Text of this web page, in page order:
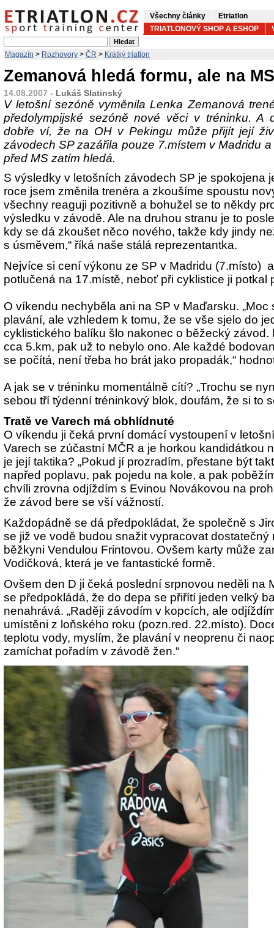
Všechny články
Etriatlon
TRIATLONOVÝ SHOP A ESHOP
Magazín > Rozhovory > ČR > Krátký triatlon
Zemanová hledá formu, ale na
14.08.2007 - Lukáš Slatinský
V letošní sezóně vyměnila Lenka Zemanová
předolympijské sezóně nové věci v tréninku. A
dobře ví, že na OH v Pekingu může přijít její
závodech SP zazářila pouze 7.místem v Madridu
před MS zatím hledá.
S výsledky v letošních závodech SP je spokojena
roce jsem změnila trenéra a zkoušíme spoustu
všechny reaguji pozitivně a bohužel se to někdy
výsledku v závodě. Ale na druhou stranu je to
kdy se dá zkoušet něco nového, takže kdy jindy
s úsměvem,“ říká naše stálá reprezentantka.
Nejvíce si cení výkonu ze SP v Madridu (7.místo)
potlučená na 17.místě, neboť při cyklistice ji potkal
O víkendu nechyběla ani na SP v Maďarsku. „Moc
plavání, ale vzhledem k tomu, že se vše sjelo do
cyklistického balíku šlo nakonec o běžecký závod.
cca 5.km, pak už to nebylo ono. Ale každé
se počítá, není třeba ho brát jako propadák,“
A jak se v tréninku momentálně cítí? „Trochu se
sebou tří týdenní tréninkový blok, doufám, že si to
Tratě ve Varech má obhlídnuté
O víkendu ji čeká první domácí vystoupení v
Varech se zúčastní MČR a je horkou kandidátkou
je její taktika? „Pokud jí prozradím, přestane být
napřed poplavu, pak pojedu na kole, a pak
chvíli zrovna odjíždím s Evinou Novákovou na
že závod bere se vší vážností.
Každopádně se dá předpokládat, že společně s
se již ve vodě budou snažit vypracovat
běžkyni Vendulou Frintovou. Ovšem karty může
Vodičková, která je ve fantastické formě.
Ovšem den D ji čeká poslední srpnovou neděli na
se předpokládá, že do depa se přiřítí jeden velký
nenahrává. „Raději závodím v kopcích, ale
umístěni z loňského roku (pozn.red. 22.místo).
teplotu vody, myslím, že plavání v neoprenu či
zamíchat pořadím v závodě žen.“